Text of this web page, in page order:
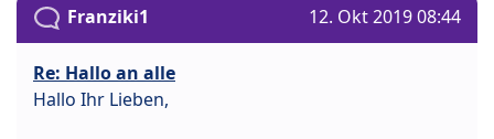
Franziki1 12. Okt 2019 08:44
Re: Hallo an alle
Hallo Ihr Lieben,